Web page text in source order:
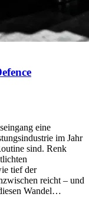
eine
im Jahr
sind. Renk
tief der
reicht – und
Wandel…